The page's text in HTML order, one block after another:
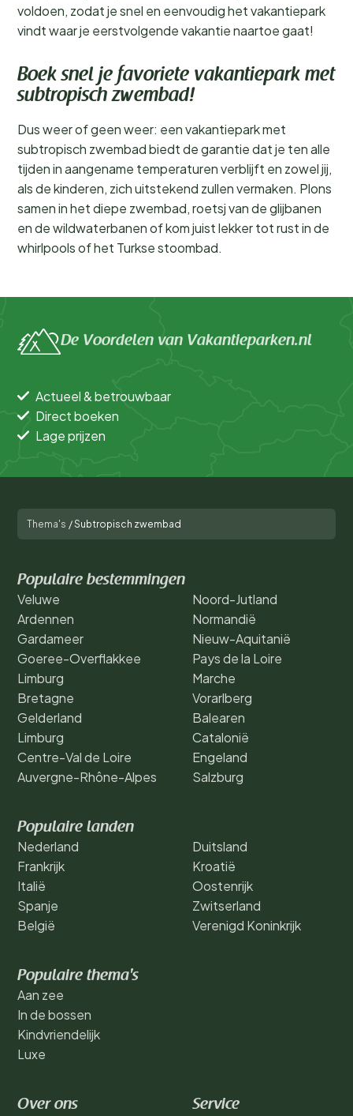
voldoen, zodat je snel en eenvoudig het vakantiepark
vindt waar je eerstvolgende vakantie naartoe gaat!
Boek snel je favoriete vakantiepark met
subtropisch zwembad!
Dus weer of geen weer: een vakantiepark met
subtropisch zwembad biedt de garantie dat je ten alle
tijden in aangename temperaturen verblijft en zowel jij,
als de kinderen, zich uitstekend zullen vermaken. Plons
samen in het diepe zwembad, roetsj van de glijbanen
en de wildwaterbanen of kom juist lekker tot rust in de
whirlpools of het Turkse stoombad.
De Voordelen van Vakantieparken.nl
Actueel & betrouwbaar
Direct boeken
Lage prijzen
Thema's /Subtropisch zwembad
Populaire bestemmingen
Veluwe
Ardennen
Gardameer
Goeree-Overflakkee
Limburg
Bretagne
Gelderland
Limburg
Centre-Val de Loire
Auvergne-Rhône-Alpes
Noord-Jutland
Normandië
Nieuw-Aquitanië
Pays de la Loire
Marche
Vorarlberg
Balearen
Catalonië
Engeland
Salzburg
Populaire landen
Nederland
Frankrijk
Italië
Spanje
België
Duitsland
Kroatië
Oostenrijk
Zwitserland
Verenigd Koninkrijk
Populaire thema's
Aan zee
In de bossen
Kindvriendelijk
Luxe
Over ons Service